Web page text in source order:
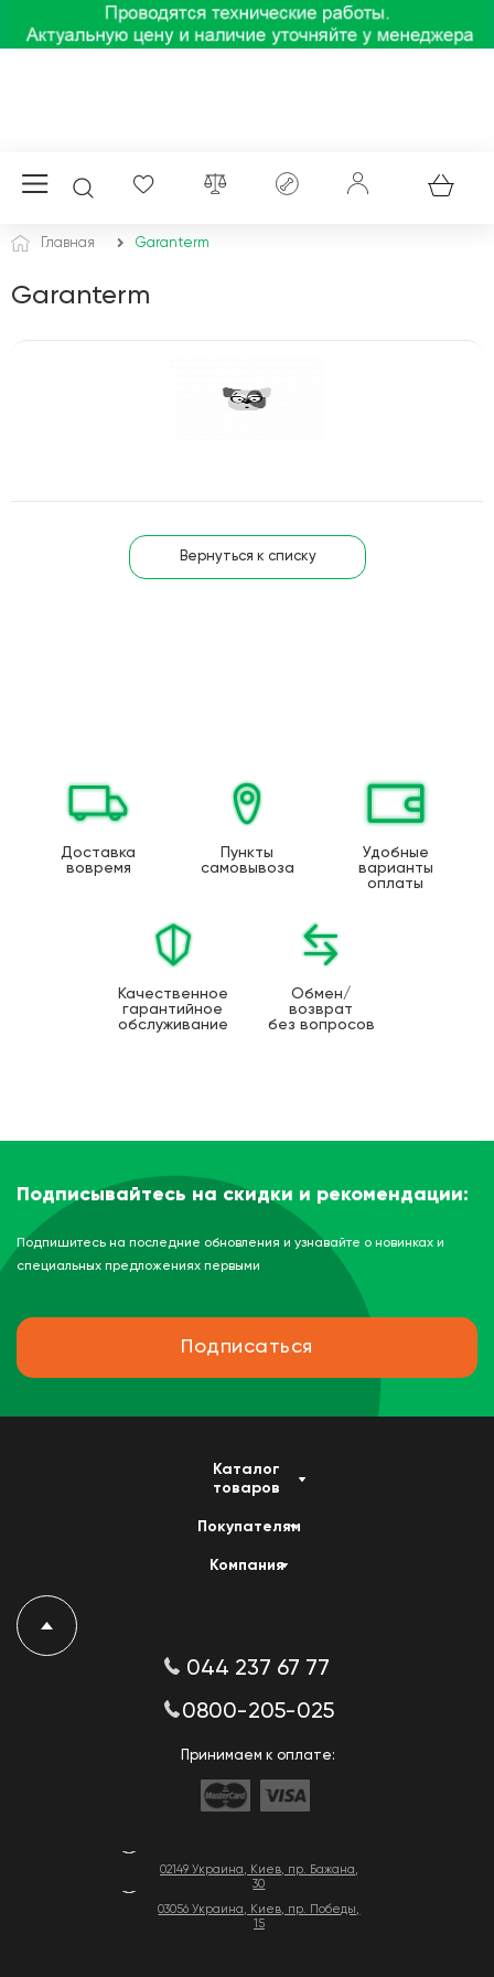
Главная Garanterm
Garanterm
Вернуться к списку
Доставка
вовремя
Пункты
самовывоза
Удобные
варианты
оплаты
Качественное
гарантийное
обслуживание
Обмен/
возврат
без вопросов
Подписывайтесь на скидки и рекомендации:
Подпишитесь на последние обновления и узнавайте о новинках и
специальных предложениях первыми
Подписаться
02149 Украина, Киев, пр. Бажана,
30
03056 Украина, Киев, пр. Победы,
15
Каталог
товаров
Покупателям
Компания
044 237 67 77
0800-205-025
Принимаем к оплате: